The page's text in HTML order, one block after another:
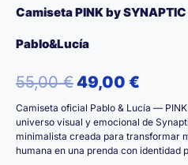
Camiseta PINK by
Pablo&Lucía
55,00€El
precio
original
49,00 €
precio
actual
Camiseta oficial Pablo & Lucía —
universo visual y emocional de
minimalista creada para transformar
humana en una prenda con identidad